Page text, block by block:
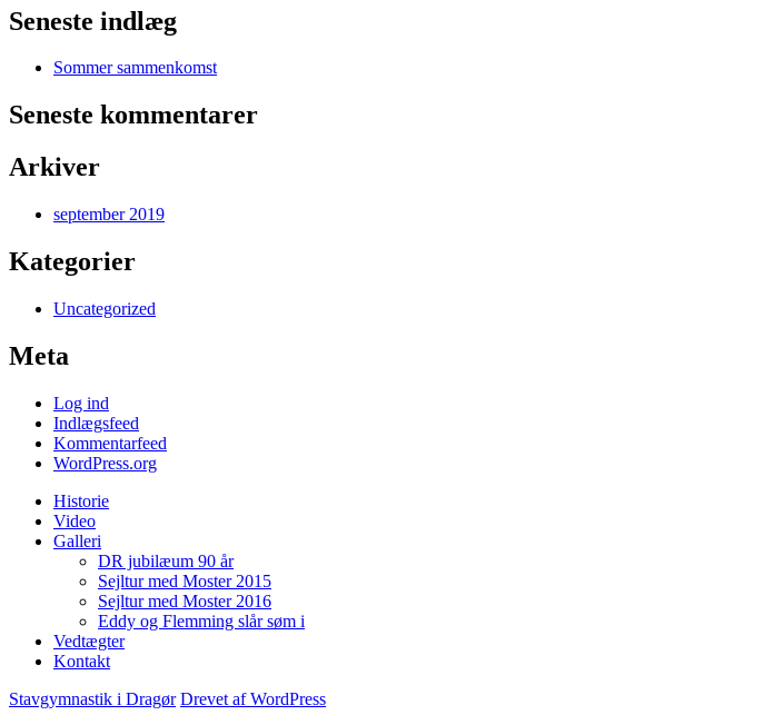
Seneste indlæg
Sommer sammenkomst
Seneste kommentarer
Arkiver
september 2019
Kategorier
Uncategorized
Meta
Log ind
Indlægsfeed
Kommentarfeed
WordPress.org
Historie
Video
Galleri
DR jubilæum 90 år
Sejltur med Moster 2015
Sejltur med Moster 2016
Eddy og Flemming slår søm i
Vedtægter
Kontakt
Stavgymnastik i Dragør Drevet af WordPress